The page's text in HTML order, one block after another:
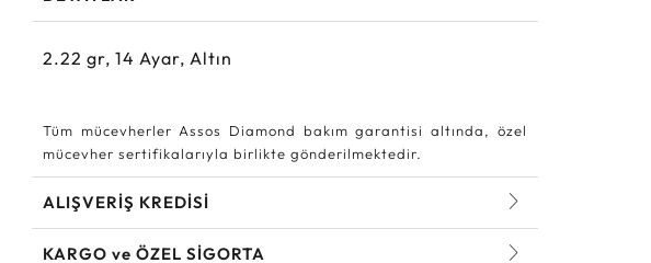
2.22gr,14Ayar, Altın
Tüm mücevherler Assos Diamond bakım garantisi altında, özel
mücevher sertifikalarıyla birlikte gönderilmektedir.
ALIŞVERİŞ KREDİSİ
KARGO ve ÖZEL SİGORTA